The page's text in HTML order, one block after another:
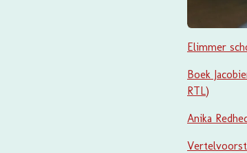
Elimmer
Boek
RTL )
Anika